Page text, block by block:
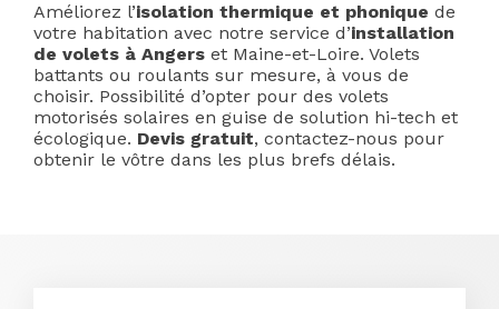
Améliorez l’isolation thermique et phonique de
votre habitation avec notre service d’installation
de volets à Angers et Maine-et-Loire. Volets
battants ou roulants sur mesure, à vous de
choisir. Possibilité d’opter pour des volets
motorisés solaires en guise de solution hi-tech et
écologique. Devis gratuit, contactez-nous pour
obtenir le vôtre dans les plus brefs délais.